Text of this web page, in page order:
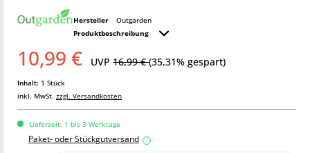
Hersteller
Outgarden
Produktbeschreibung
10,99 € UVP 16,99 €(35,31% gespart)
Inhalt: 1 Stück
inkl. MwSt. zzgl. Versandkosten
Lieferzeit: 1 bis 3 Werktage
Paket- oder Stückgutversand i